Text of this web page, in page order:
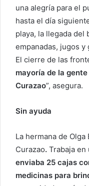
una alegría para el
hasta el día
playa, la llegada del
empanadas, jugos
El cierre de las
mayoría de la
Curazao”, asegura.
Sin ayuda
La hermana de
Curazao. Trabaja en
enviaba 25 cajas
medicinas para